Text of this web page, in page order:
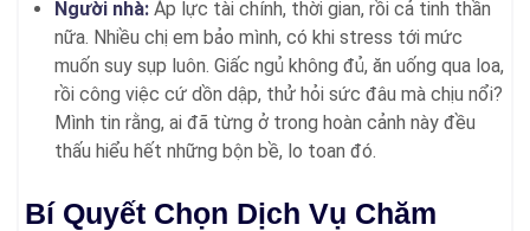
Người nhà: Áp lực tài chính, thời gian, rồi cả tinh thần
nữa. Nhiều chị em bảo mình, có khi stress tới mức
muốn suy sụp luôn. Giấc ngủ không đủ, ăn uống qua loa,
rồi công việc cứ dồn dập, thử hỏi sức đâu mà chịu nổi?
Mình tin rằng, ai đã từng ở trong hoàn cảnh này đều
thấu hiểu hết những bộn bề, lo toan đó.
Bí Quyết Chọn Dịch Vụ Chăm